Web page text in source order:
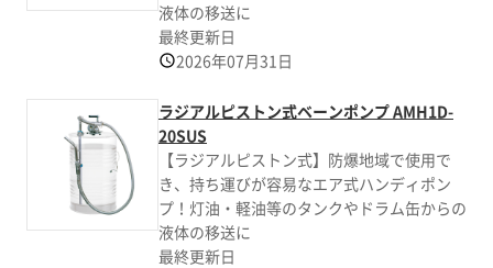
液体の移送に
最終更新日
2026年07月31日
ラジアルピストン式ベーンポンプ AMH1D-
20SUS
【ラジアルピストン式】防爆地域で使用で
き、持ち運びが容易なエア式ハンディポン
プ！灯油・軽油等のタンクやドラム缶からの
液体の移送に
最終更新日